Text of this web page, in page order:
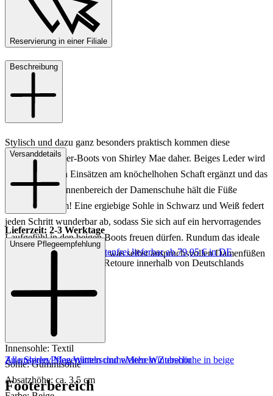
Reservierung in einer Filiale
Beschreibung
Stylisch und dazu ganz besonders praktisch kommen diese
gefütterten Winter-Boots von Shirley Mae daher. Beiges Leder wird
von kuscheligen Einsätzen am knöchelhohen Schaft ergänzt und das
Warmfutter im Innenbereich der Damenschuhe hält die Füße
angenehm warm! Eine ergiebige Sohle in Schwarz und Weiß federt
jeden Schritt wunderbar ab, sodass Sie sich auf ein hervorragendes
Laufgefühl in den beigen Boots freuen dürfen. Rundum das ideale
Schuhwerk für kalte Tage, was selbst anspruchsvollen Damenfüßen
Innenmaterial: Textil
Innensohle: Textil
Sohle: Gummisohle
Absatzhöhe: ca. 3,5 cm
Versanddetails
Lieferzeit: 2-3 Werktage
Keine Versandkosten:
kostenfrei lieferbar ab 79,95 € in DE
Einfache und Kostenlose Retoure innerhalb von Deutschlands
Unsere Pflegeempfehlung
Zu unseren Pflegemitteln und weiterem Zubehör
Alle Shirley Mae WinterschuheMehr Winterschuhe in beige
Footerbereich